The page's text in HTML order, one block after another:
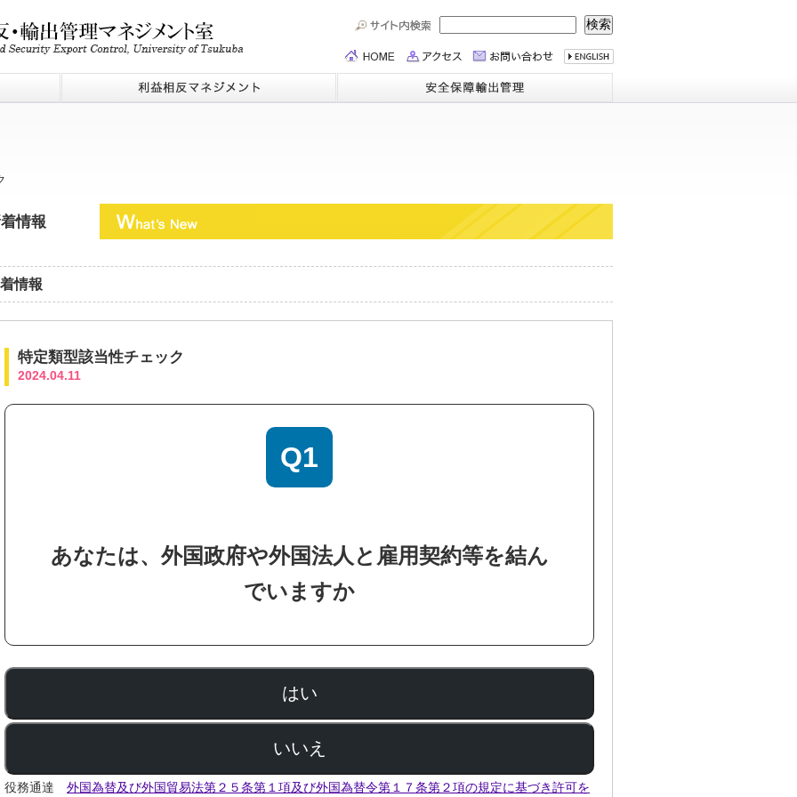
情報
情報
特定類型該当性チェック
2024.04.11
Q1
あなたは、外国政府や外国法人と雇用契約等を結ん
でいますか
はい
いいえ
役務通達 外国為替及び外国貿易法第２５条第１項及び外国為替令第１７条第２項の規定に基づき許可を